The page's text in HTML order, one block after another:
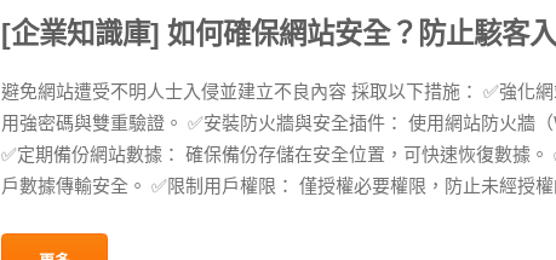
[企業知識庫] 如何確保網站安全？防止駭客
避免網站遭受不明人士入侵並建立不良內容 採取以下措施： ✅強化
用強密碼與雙重驗證。 ✅安裝防火牆與安全插件： 使用網站防火牆
✅定期備份網站數據： 確保備份存儲在安全位置，可快速恢復數據。
戶數據傳輸安全。 ✅限制用戶權限： 僅授權必要權限，防止未經授